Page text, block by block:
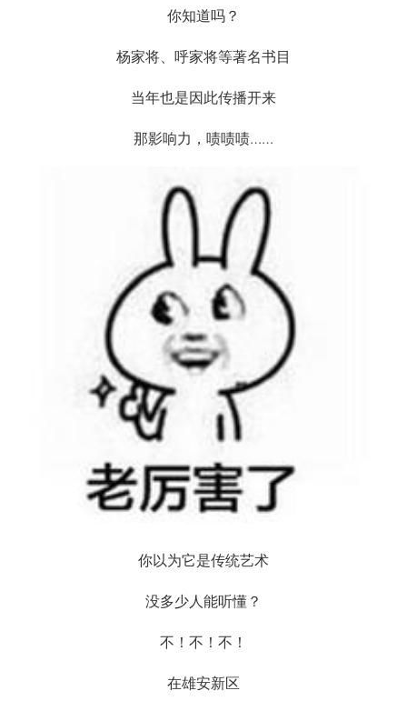
你知道吗？
杨家将、呼家将等著名书目
当年也是因此传播开来
那影响力，啧啧啧……
你以为它是传统艺术
没多少人能听懂？
不！不！不！
在雄安新区